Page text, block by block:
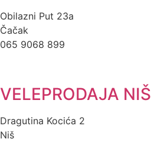
Obilazni Put 23a
Čačak
065 9068 899
VELEPRODAJA NIŠ
Dragutina Kocića 2
Niš